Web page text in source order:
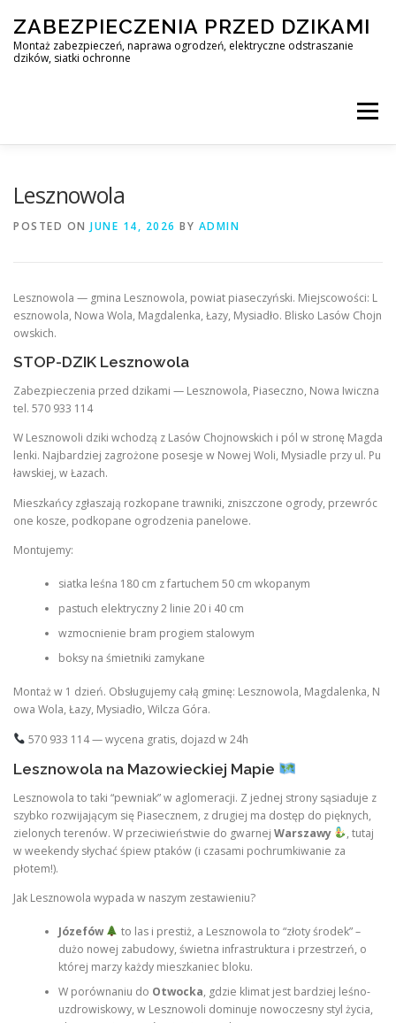
content
ZABEZPIECZENIA PRZED DZIKAMI
Montaż zabezpieczeń, naprawa ogrodzeń, elektryczne odstraszanie
dzików, siatki ochronne
Menu
ZABEZPIECZENIA PRZED DZIKAMI BLOG
Lesznowola
POSTED ON JUNE 14, 2026 BY ADMIN
Lesznowola — gmina Lesznowola, powiat piaseczyński. Miejscowości: L
esznowola, Nowa Wola, Magdalenka, Łazy, Mysiadło. Blisko Lasów Chojn
owskich.
STOP-DZIK Lesznowola
Zabezpieczenia przed dzikami — Lesznowola, Piaseczno, Nowa Iwiczna
tel. 570 933 114
W Lesznowoli dziki wchodzą z Lasów Chojnowskich i pól w stronę Magda
lenki. Najbardziej zagrożone posesje w Nowej Woli, Mysiadle przy ul. Pu
ławskiej, w Łazach.
Mieszkańcy zgłaszają rozkopane trawniki, zniszczone ogrody, przewróc
one kosze, podkopane ogrodzenia panelowe.
Montujemy:
siatka leśna 180 cm z fartuchem 50 cm wkopanym
pastuch elektryczny 2 linie 20 i 40 cm
wzmocnienie bram progiem stalowym
boksy na śmietniki zamykane
Montaż w 1 dzień. Obsługujemy całą gminę: Lesznowola, Magdalenka, N
owa Wola, Łazy, Mysiadło, Wilcza Góra.
570 933 114 — wycena gratis, dojazd w 24h
Lesznowola na Mazowieckiej Mapie
Lesznowola to taki “pewniak” w aglomeracji. Z jednej strony sąsiaduje z
szybko rozwijającym się Piasecznem, z drugiej ma dostęp do pięknych,
zielonych terenów. W przeciwieństwie do gwarnej Warszawy
, tutaj
w weekendy słychać śpiew ptaków (i czasami pochrumkiwanie za
płotem!).
Jak Lesznowola wypada w naszym zestawieniu?
Józefów
to las i prestiż, a Lesznowola to “złoty środek” –
dużo nowej zabudowy, świetna infrastruktura i przestrzeń, o
której marzy każdy mieszkaniec bloku.
W porównaniu do Otwocka, gdzie klimat jest bardziej leśno-
uzdrowiskowy, w Lesznowoli dominuje nowoczesny styl życia,